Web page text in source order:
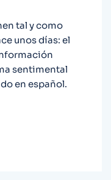
tal y como
unos días: el
sentimental
en español.